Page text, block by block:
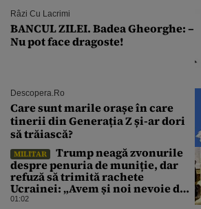
Râzi Cu Lacrimi
BANCUL ZILEI. Badea Gheorghe: –
Nu pot face dragoste!
Descopera.ro
Care sunt marile orașe în care
tinerii din Generația Z și-ar dori
să trăiască?
MILITAR
Trump neagă zvonurile
despre penuria de muniție, dar
refuză să trimită rachete
Ucrainei: „Avem și noi nevoie de
rachete”
01:02